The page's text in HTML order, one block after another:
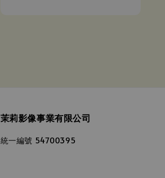
茉莉影像事業有限公司
統一編號 54700395